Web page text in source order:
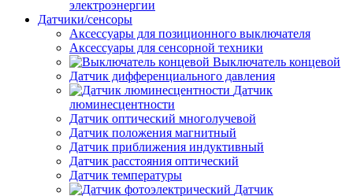
электроэнергии
Датчики/сенсоры
Аксессуары для позиционного выключателя
Аксессуары для сенсорной техники
Выключатель концевой
Датчик дифференциального давления
Датчик
люминесцентности
Датчик оптический многолучевой
Датчик положения магнитный
Датчик приближения индуктивный
Датчик расстояния оптический
Датчик температуры
Датчик